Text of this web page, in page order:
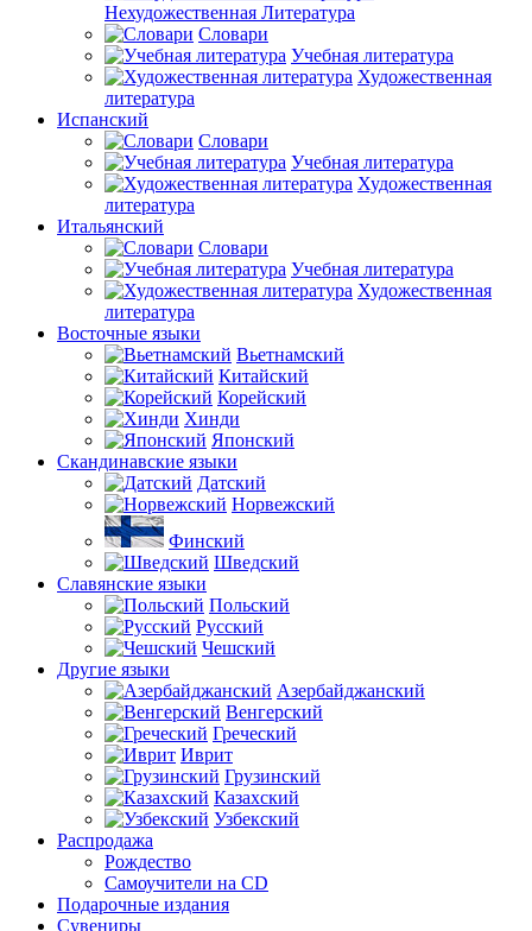
Нехудожественная Литература
Словари
Учебная литература
Художественная
литература
Испанский
Словари
Учебная литература
Художественная
литература
Итальянский
Словари
Учебная литература
Художественная
литература
Восточные языки
Вьетнамский
Китайский
Корейский
Хинди
Японский
Скандинавские языки
Датский
Норвежский
Финский
Шведский
Славянские языки
Польский
Русский
Чешский
Другие языки
Азербайджанский
Венгерский
Греческий
Иврит
Грузинский
Казахский
Узбекский
Распродажа
Рождество
Самоучители на CD
Подарочные издания
Сувениры